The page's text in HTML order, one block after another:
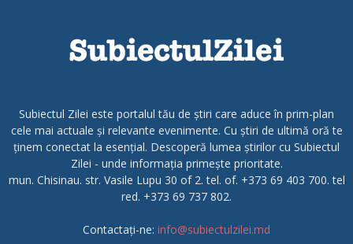
Subiectul Zilei este portalul tău de știri care aduce în prim-plan
cele mai actuale și relevante evenimente. Cu știri de ultimă oră te
ținem conectat la esențial. Descoperă lumea știrilor cu Subiectul
Zilei - unde informația primește prioritate.
mun. Chisinau. str. Vasile Lupu 30 of 2. tel. of. +373 69 403 700. tel
red. +373 69 737 802.
Contactați-ne: info@subiectulzilei.md